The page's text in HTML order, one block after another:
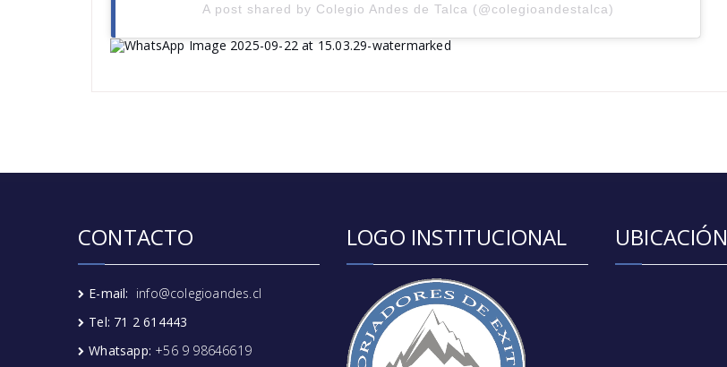
A post shared by Colegio Andes de Talca (@colegioandestalca)
CONTACTO
E-mail: info@colegioandes.cl
Tel: 71 2 614443
Whatsapp: +56 9 98646619
LOGO INSTITUCIONAL UBICACIÓN